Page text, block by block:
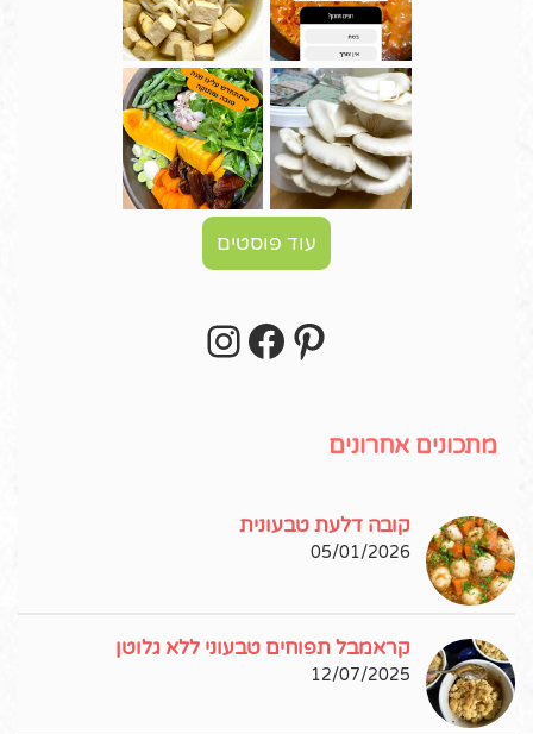
עוד פוסטים
Pinterest
Facebook
מתכונים אחרונים
קובה דלעת טבעונית
05/01/2026
קראמבל תפוחים טבעוני ללא גלוטן
12/07/2025